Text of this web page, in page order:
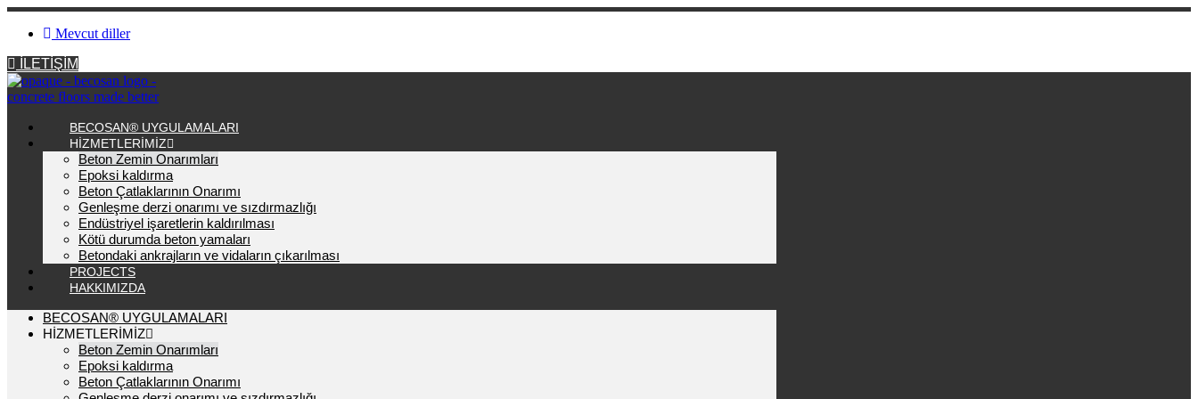
Mevcut diller
İLETİŞİM
BECOSAN® UYGULAMALARI
HIZMETLERIMIZ
Beton Zemin Onarımları
Epoksi kaldırma
Beton Çatlaklarının Onarımı
Genleşme derzi onarımı ve sızdırmazlığı
Endüstriyel işaretlerin kaldırılması
Kötü durumda beton yamaları
Betondaki ankrajların ve vidaların çıkarılması
PROJECTS
HAKKIMIZDA
BECOSAN® UYGULAMALARI
HIZMETLERIMIZ
Beton Zemin Onarımları
Epoksi kaldırma
Beton Çatlaklarının Onarımı